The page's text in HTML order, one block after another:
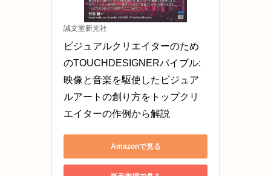
誠文堂新光社
ビジュアルクリエイターのため
のTOUCHDESIGNERバイブル:
映像と音楽を駆使したビジュア
ルアートの創り方をトップクリ
エイターの作例から解説
Amazonで見る